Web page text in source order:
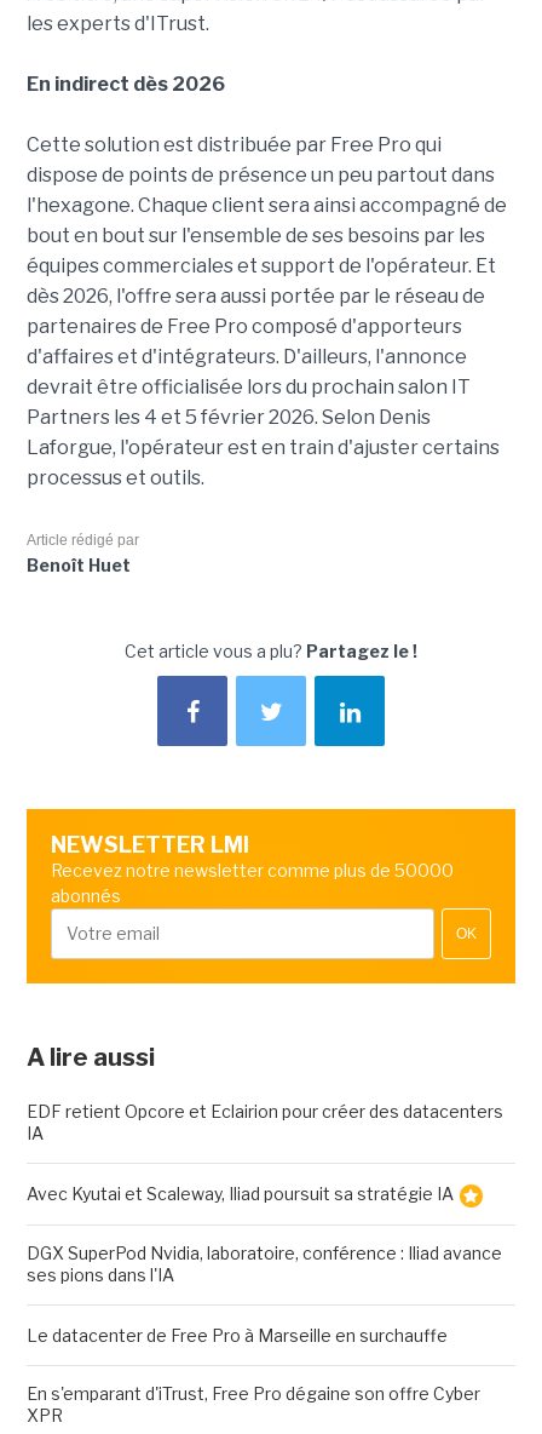
les experts d'ITrust.
En indirect dès 2026
Cette solution est distribuée par Free Pro qui
dispose de points de présence un peu partout dans
l'hexagone. Chaque client sera ainsi accompagné de
bout en bout sur l'ensemble de ses besoins par les
équipes commerciales et support de l'opérateur. Et
dès 2026, l'offre sera aussi portée par le réseau de
partenaires de Free Pro composé d'apporteurs
d'affaires et d'intégrateurs. D'ailleurs, l'annonce
devrait être officialisée lors du prochain salon IT
Partners les 4 et 5 février 2026. Selon Denis
Laforgue, l'opérateur est en train d'ajuster certains
processus et outils.
Article rédigé par
Benoît Huet
Cet article vous a plu? Partagez le !
NEWSLETTER LMI
Recevez notre newsletter comme plus de 50000
abonnés
OK
A lire aussi
EDF retient Opcore et Eclairion pour créer des datacenters
IA
Avec Kyutai et Scaleway, Iliad poursuit sa stratégie IA
DGX SuperPod Nvidia, laboratoire, conférence : Iliad avance
ses pions dans l'IA
Le datacenter de Free Pro à Marseille en surchauffe
En s'emparant d'iTrust, Free Pro dégaine son offre Cyber
XPR